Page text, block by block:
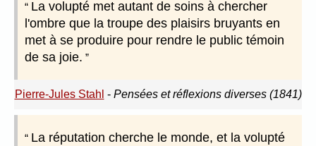
La volupté met autant de soins à chercher
l'ombre que la troupe des plaisirs bruyants en
met à se produire pour rendre le public témoin
de sa joie.
Pierre-Jules Stahl - Pensées et réflexions diverses (1841)
La réputation cherche le monde, et la volupté